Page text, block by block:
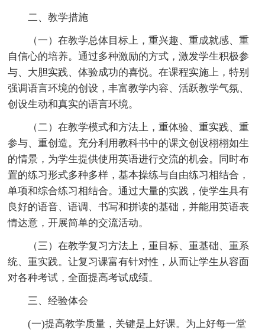
二、教学措施
（一）在教学总体目标上，重兴趣、重成就感、重
自信心的培养。通过多种激励的方式，激发学生积极参
与、大胆实践、体验成功的喜悦。在课程实施上，特别
强调语言环境的创设，丰富教学内容、活跃教学气氛、
创设生动和真实的语言环境。
（二）在教学模式和方法上，重体验、重实践、重
参与、重创造。充分利用教科书中的课文创设栩栩如生
的情景，为学生提供使用英语进行交流的机会。同时布
置的练习形式多种多样，基本操练与自由练习相结合，
单项和综合练习相结合。通过大量的实践，使学生具有
良好的语音、语调、书写和拼读的基础，并能用英语表
情达意，开展简单的交流活动。
（三）在教学复习方法上，重目标、重基础、重系
统、重实践。让复习课富有针对性，从而让学生从容面
对各种考试，全面提高考试成绩。
三、经验体会
(一)提高教学质量，关键是上好课。为上好每一堂